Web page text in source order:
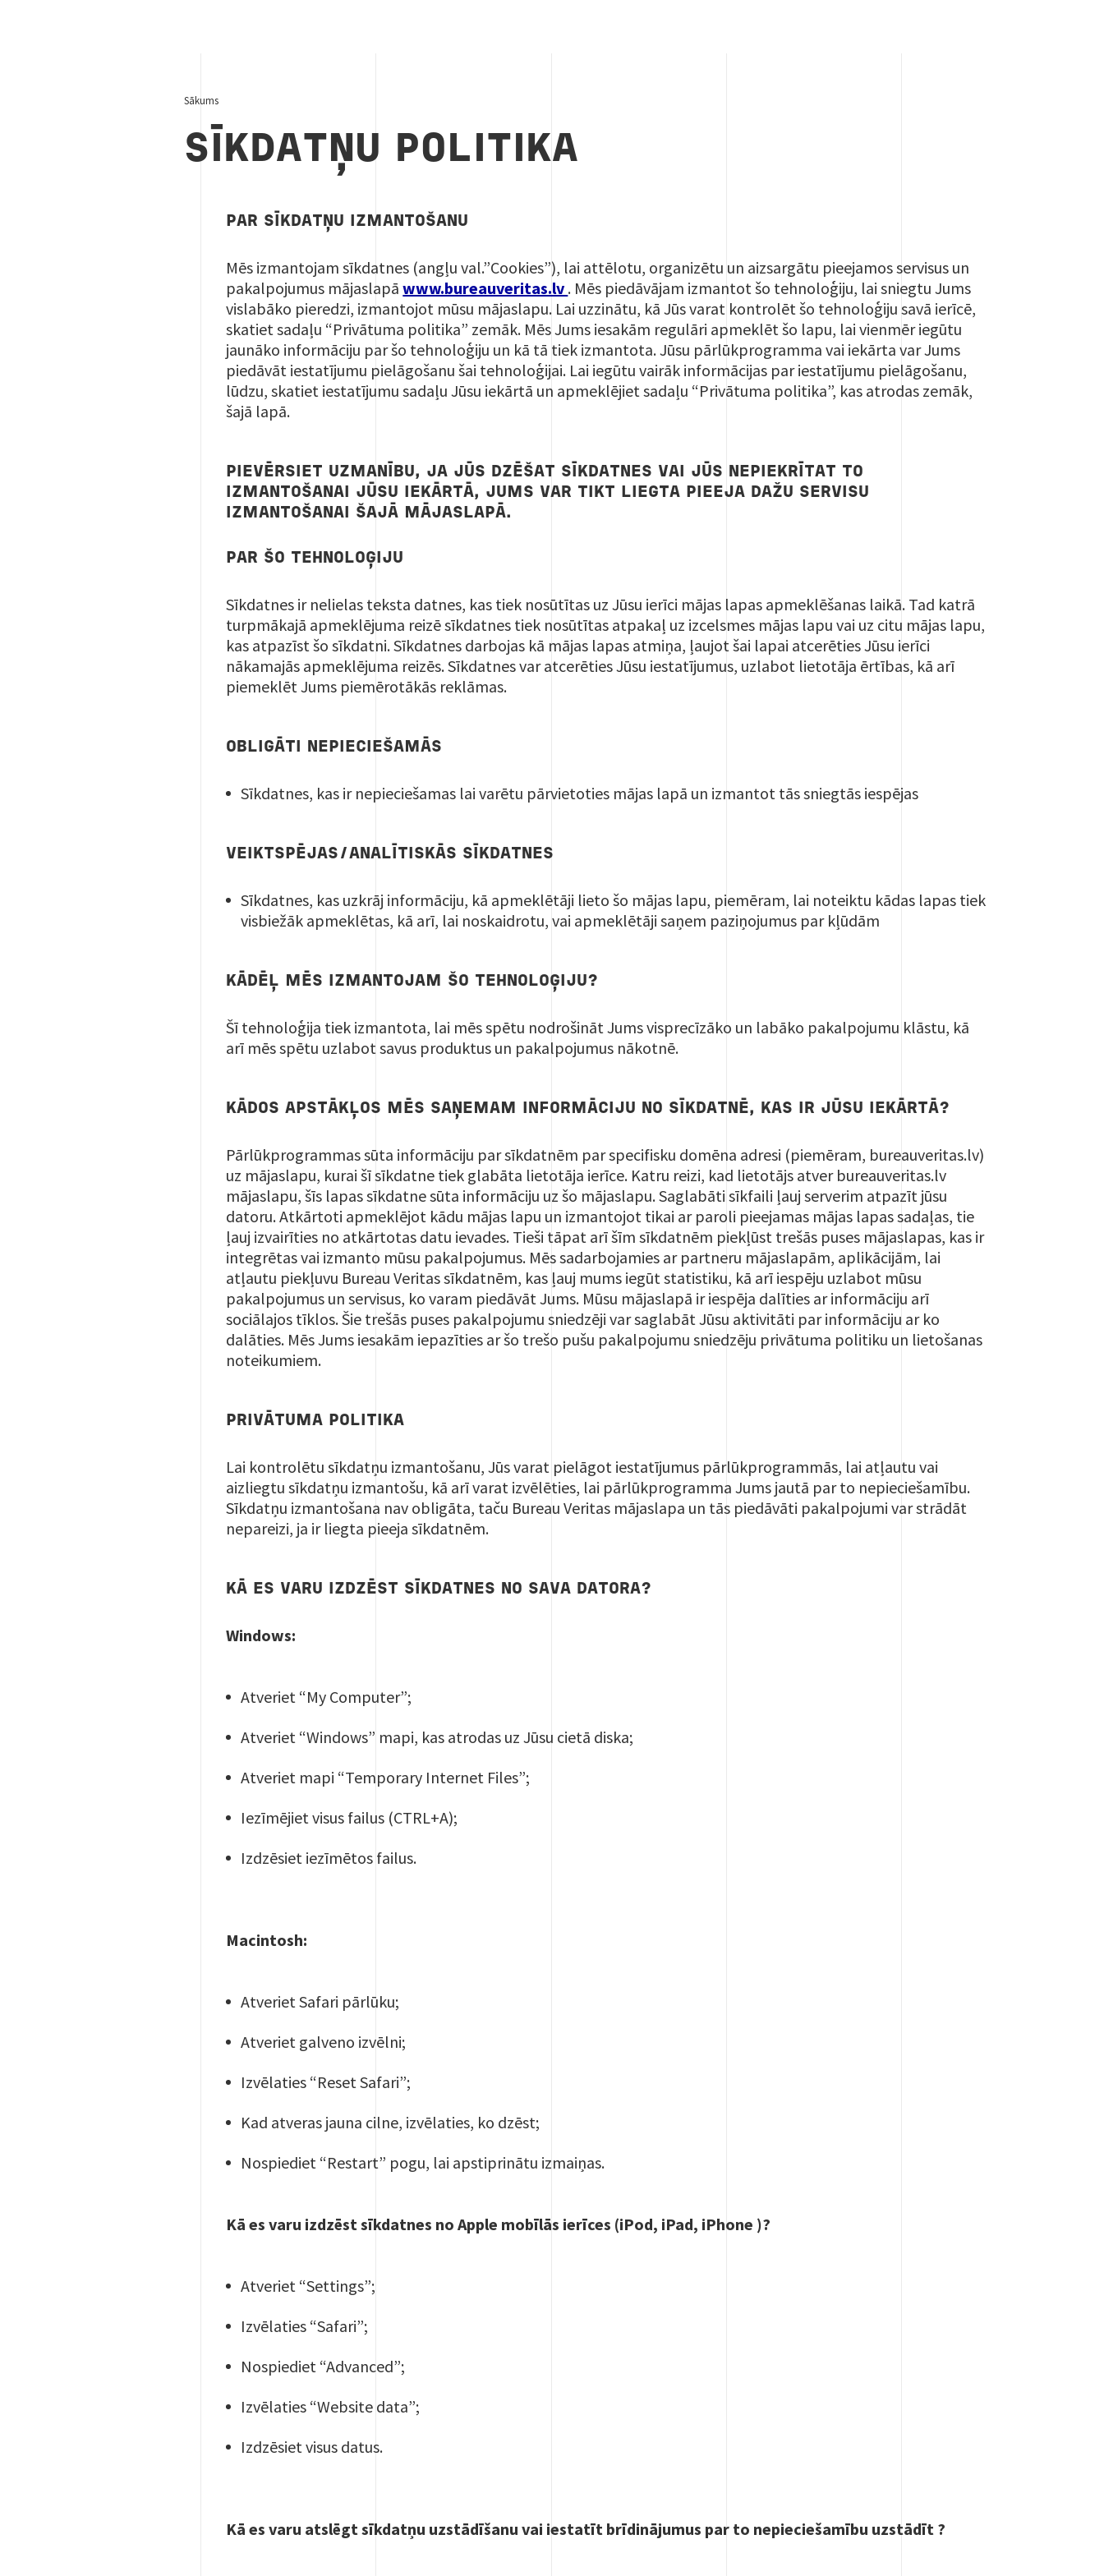
Sākums
SĪKDATŅU POLITIKA
PAR SĪKDATŅU IZMANTOŠANU
Mēs izmantojam sīkdatnes (angļu val.”Cookies”), lai attēlotu, organizētu un aizsargātu pieejamos servisus un
pakalpojumus mājaslapāwww.bureauveritas.lv . Mēs piedāvājam izmantot šo tehnoloģiju, lai sniegtu Jums
vislabāko pieredzi, izmantojot mūsu mājaslapu. Lai uzzinātu, kā Jūs varat kontrolēt šo tehnoloģiju savā ierīcē,
skatiet sadaļu “Privātuma politika” zemāk. Mēs Jums iesakām regulāri apmeklēt šo lapu, lai vienmēr iegūtu
jaunāko informāciju par šo tehnoloģiju un kā tā tiek izmantota. Jūsu pārlūkprogramma vai iekārta var Jums
piedāvāt iestatījumu pielāgošanu šai tehnoloģijai. Lai iegūtu vairāk informācijas par iestatījumu pielāgošanu,
lūdzu, skatiet iestatījumu sadaļu Jūsu iekārtā un apmeklējiet sadaļu “Privātuma politika”, kas atrodas zemāk,
šajā lapā.
PIEVĒRSIET UZMANĪBU, JA JŪS DZĒŠAT SĪKDATNES VAI JŪS NEPIEKRĪTAT TO
IZMANTOŠANAI JŪSU IEKĀRTĀ, JUMS VAR TIKT LIEGTA PIEEJA DAŽU SERVISU
IZMANTOŠANAI ŠAJĀ MĀJASLAPĀ.
PAR ŠO TEHNOLOĢIJU
Sīkdatnes ir nelielas teksta datnes, kas tiek nosūtītas uz Jūsu ierīci mājas lapas apmeklēšanas laikā. Tad katrā
turpmākajā apmeklējuma reizē sīkdatnes tiek nosūtītas atpakaļ uz izcelsmes mājas lapu vai uz citu mājas lapu,
kas atpazīst šo sīkdatni. Sīkdatnes darbojas kā mājas lapas atmiņa, ļaujot šai lapai atcerēties Jūsu ierīci
nākamajās apmeklējuma reizēs. Sīkdatnes var atcerēties Jūsu iestatījumus, uzlabot lietotāja ērtības, kā arī
piemeklēt Jums piemērotākās reklāmas.
OBLIGĀTI NEPIECIEŠAMĀS
Sīkdatnes, kas ir nepieciešamas lai varētu pārvietoties mājas lapā un izmantot tās sniegtās iespējas
VEIKTSPĒJAS/ANALĪTISKĀS SĪKDATNES
Sīkdatnes, kas uzkrāj informāciju, kā apmeklētāji lieto šo mājas lapu, piemēram, lai noteiktu kādas lapas tiek
visbiežāk apmeklētas, kā arī, lai noskaidrotu, vai apmeklētāji saņem paziņojumus par kļūdām
KĀDĒĻ MĒS IZMANTOJAM ŠO TEHNOLOĢIJU?
Šī tehnoloģija tiek izmantota, lai mēs spētu nodrošināt Jums visprecīzāko un labāko pakalpojumu klāstu, kā
arī mēs spētu uzlabot savus produktus un pakalpojumus nākotnē.
KĀDOS APSTĀKĻOS MĒS SAŅEMAM INFORMĀCIJU NO SĪKDATNĒ, KAS IR JŪSU IEKĀRTĀ?
Pārlūkprogrammas sūta informāciju par sīkdatnēm par specifisku domēna adresi (piemēram, bureauveritas.lv)
uz mājaslapu, kurai šī sīkdatne tiek glabāta lietotāja ierīce. Katru reizi, kad lietotājs atver bureauveritas.lv
mājaslapu, šīs lapas sīkdatne sūta informāciju uz šo mājaslapu. Saglabāti sīkfaili ļauj serverim atpazīt jūsu
datoru. Atkārtoti apmeklējot kādu mājas lapu un izmantojot tikai ar paroli pieejamas mājas lapas sadaļas, tie
ļauj izvairīties no atkārtotas datu ievades. Tieši tāpat arī šīm sīkdatnēm piekļūst trešās puses mājaslapas, kas ir
integrētas vai izmanto mūsu pakalpojumus. Mēs sadarbojamies ar partneru mājaslapām, aplikācijām, lai
atļautu piekļuvu Bureau Veritas sīkdatnēm, kas ļauj mums iegūt statistiku, kā arī iespēju uzlabot mūsu
pakalpojumus un servisus, ko varam piedāvāt Jums. Mūsu mājaslapā ir iespēja dalīties ar informāciju arī
sociālajos tīklos. Šie trešās puses pakalpojumu sniedzēji var saglabāt Jūsu aktivitāti par informāciju ar ko
dalāties. Mēs Jums iesakām iepazīties ar šo trešo pušu pakalpojumu sniedzēju privātuma politiku un lietošanas
noteikumiem.
PRIVĀTUMA POLITIKA
Lai kontrolētu sīkdatņu izmantošanu, Jūs varat pielāgot iestatījumus pārlūkprogrammās, lai atļautu vai
aizliegtu sīkdatņu izmantošu, kā arī varat izvēlēties, lai pārlūkprogramma Jums jautā par to nepieciešamību.
Sīkdatņu izmantošana nav obligāta, taču Bureau Veritas mājaslapa un tās piedāvāti pakalpojumi var strādāt
nepareizi, ja ir liegta pieeja sīkdatnēm.
KĀ ES VARU IZDZĒST SĪKDATNES NO SAVA DATORA?
Windows:
Atveriet “My Computer”;
Atveriet “Windows” mapi, kas atrodas uz Jūsu cietā diska;
Atveriet mapi “Temporary Internet Files”;
Iezīmējiet visus failus (CTRL+A);
Izdzēsiet iezīmētos failus.
Macintosh:
Atveriet Safari pārlūku;
Atveriet galveno izvēlni;
Izvēlaties “Reset Safari”;
Kad atveras jauna cilne, izvēlaties, ko dzēst;
Nospiediet “Restart” pogu, lai apstiprinātu izmaiņas.
Kā es varu izdzēst sīkdatnes no Apple mobīlās ierīces (iPod, iPad, iPhone )?
Atveriet “Settings”;
Izvēlaties “Safari”;
Nospiediet “Advanced”;
Izvēlaties “Website data”;
Izdzēsiet visus datus.
Kā es varu atslēgt sīkdatņu uzstādīšanu vai iestatīt brīdinājumus par to nepieciešamību uzstādīt ?